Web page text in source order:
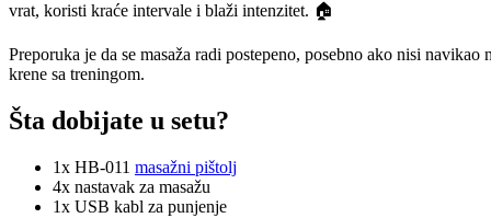
vrat, koristi kraće intervale i blaži intenzitet. 🏠
Preporuka je da se masaža radi postepeno, posebno ako nisi
krene sa treningom.
Šta dobijate u setu?
1x HB-011 masažni pištolj
4x nastavak za masažu
1x USB kabl za punjenje